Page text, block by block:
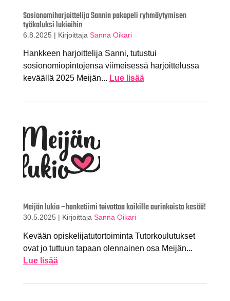
Sosionomiharjoittelija Sannin pakopeli ryhmäytymisen
työkaluksi lukioihin
6.8.2025 | Kirjoittaja Sanna Oikari
Hankkeen harjoittelija Sanni, tutustui
sosionomiopintojensa viimeisessä harjoittelussa
keväällä 2025 Meijän... Lue lisää
Meijän lukio –hanketiimi toivottaa kaikille aurinkoista kesää!
30.5.2025 | Kirjoittaja Sanna Oikari
Kevään opiskelijatutortoiminta Tutorkoulutukset
ovat jo tuttuun tapaan olennainen osa Meijän...
Lue lisää